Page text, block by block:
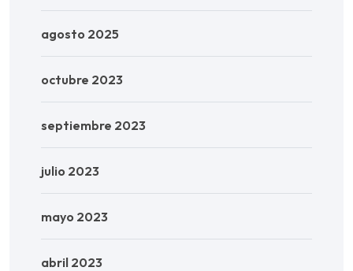
agosto 2025
octubre 2023
septiembre 2023
julio 2023
mayo 2023
abril 2023